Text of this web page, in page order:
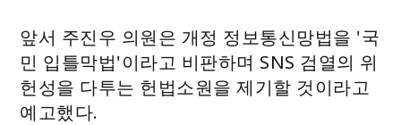
앞서 주진우 의원은 개정 정보통신망법을 '국
민 입틀막법'이라고 비판하며 SNS 검열의 위
헌성을 다투는 헌법소원을 제기할 것이라고
예고했다.